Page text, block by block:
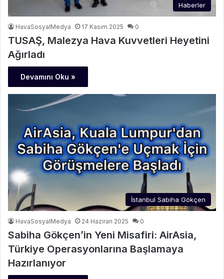
Haberler
HavaSosyalMedya 17 Kasım 2025 0
TUSAŞ, Malezya Hava Kuvvetleri Heyetini
Ağırladı
Devamını Oku »
İstanbul Sabiha Gökçen
HavaSosyalMedya 24 Haziran 2025 0
Sabiha Gökçen’in Yeni Misafiri: AirAsia,
Türkiye Operasyonlarına Başlamaya
Hazırlanıyor